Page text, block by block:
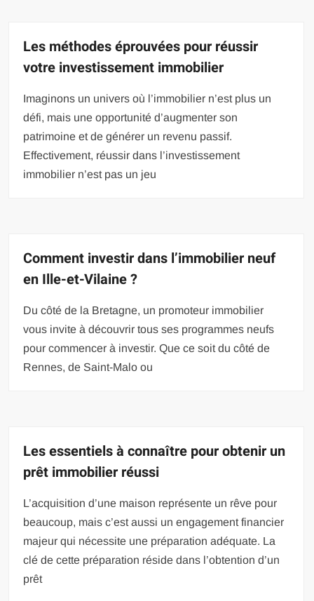
Les méthodes éprouvées pour réussir
votre investissement immobilier
Imaginons un univers où l’immobilier n’est plus un
défi, mais une opportunité d’augmenter son
patrimoine et de générer un revenu passif.
Effectivement, réussir dans l’investissement
immobilier n’est pas un jeu
Comment investir dans l’immobilier neuf
en Ille-et-Vilaine ?
Du côté de la Bretagne, un promoteur immobilier
vous invite à découvrir tous ses programmes neufs
pour commencer à investir. Que ce soit du côté de
Rennes, de Saint-Malo ou
Les essentiels à connaître pour obtenir un
prêt immobilier réussi
L’acquisition d’une maison représente un rêve pour
beaucoup, mais c’est aussi un engagement financier
majeur qui nécessite une préparation adéquate. La
clé de cette préparation réside dans l’obtention d’un
prêt